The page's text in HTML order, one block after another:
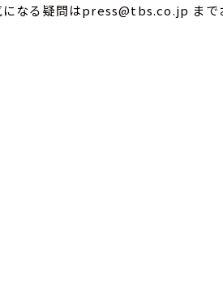
なる疑問はpress@tbs.co.jp まで